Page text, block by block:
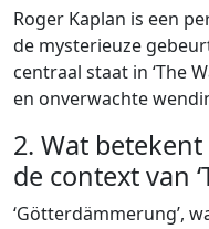
Roger Kaplan is een
de mysterieuze
centraal staat in ‘The
en onverwachte
2. Wat betekent
de context van
‘Götterdämmerung’,